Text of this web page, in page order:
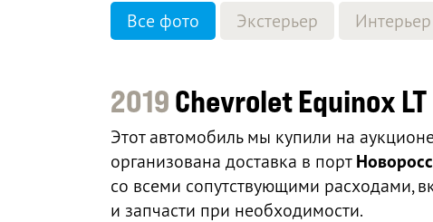
Все фото Экстерьер Интерьер
2019Chevrolet Equinox LT
Этот автомобиль мы купили на аукционе
организована доставка в порт
со всеми сопутствующими расходами,
и запчасти при необходимости.